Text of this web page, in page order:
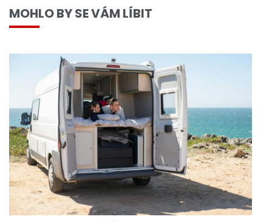
MOHLO BY SE VÁM LÍBIT